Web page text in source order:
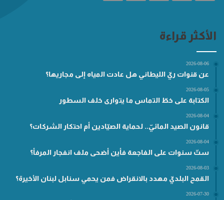
الأكثر قراءة
2026-08-06
عن قنوات ريّ الليطاني هل عادت المياه إلى مجاريها؟
2026-08-05
الكتابة على خطّ التماس ما يتوارى خلف السطور
2026-08-04
قانون الصيد المائيّ.. لحماية الصيّادين أم احتكار الشركات؟
2026-08-04
ستّ سنوات على الفاجعة فأين أضحى ملف انفجار المرفأ؟
2026-08-03
القمح البلديّ مهدد بالانقراض فمن يحمي سنابل لبنان الأخيرة؟
2026-07-30